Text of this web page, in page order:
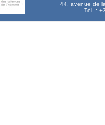
44, avenue de
Tél. :